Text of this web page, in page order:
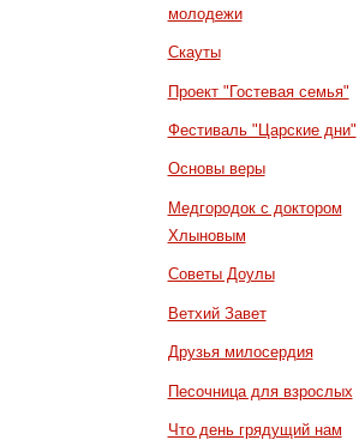
молодежи
Скауты
Проект "Гостевая семья"
Фестиваль "Царские дни"
Основы веры
Медгородок с доктором
Хлыновым
Советы Доулы
Ветхий Завет
Друзья милосердия
Песочница для взрослых
Что день грядущий нам